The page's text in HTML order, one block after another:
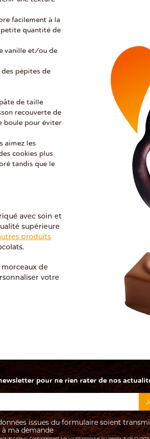
facilement à la
quantité de
vanille et/ou de
des pépites de
de taille
recouverte de
boule pour éviter
aimez les
cookies plus
tandis que le
avec soin et
supérieure
produits
de
votre
pour ne rien rater de nos
issues du formulaire soient
ma demande